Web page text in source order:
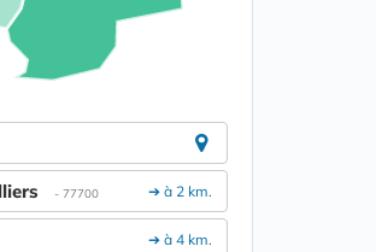
➔ à 2 km.
- 77700
➔ à 4 km.